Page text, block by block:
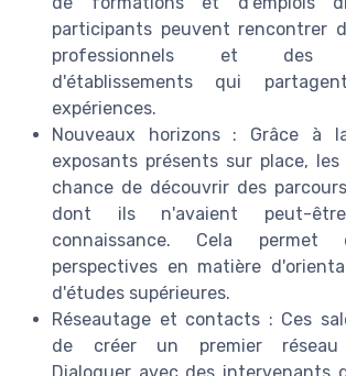
participants peuvent rencontrer
professionnels et des
d'établissements qui
expériences.
Nouveaux horizons : Grâce à
exposants présents sur place,
chance de découvrir des
dont ils n'avaient peut-
connaissance. Cela permet
perspectives en matière
d'études supérieures.
Réseautage et contacts : Ces
de créer un premier réseau